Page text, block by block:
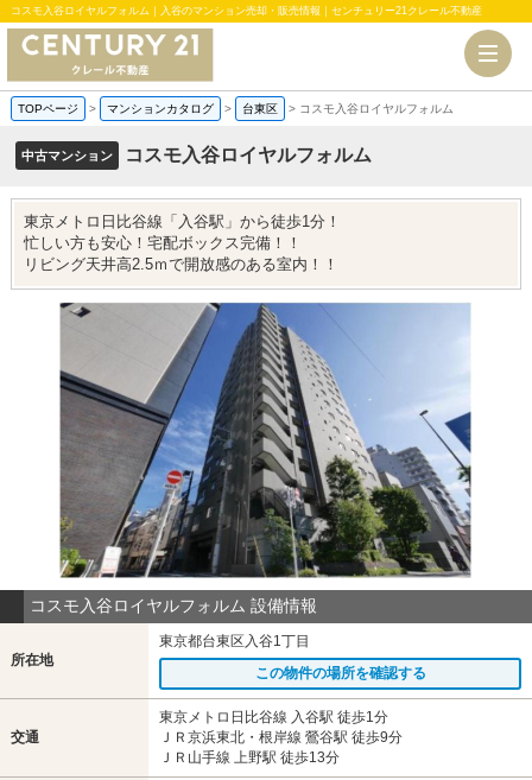
コスモ入谷ロイヤルフォルム｜入谷のマンション売却・販売情報｜センチュリー21クレール不動産
TOPページ > マンションカタログ > 台東区 > コスモ入谷ロイヤルフォルム
中古マンション コスモ入谷ロイヤルフォルム
東京メトロ日比谷線「入谷駅」から徒歩1分！
忙しい方も安心！宅配ボックス完備！！
リビング天井高2.5ｍで開放感のある室内！！
コスモ入谷ロイヤルフォルム 設備情報
所在地
東京都台東区入谷1丁目
この物件の場所を確認する
交通
東京メトロ日比谷線 入谷駅 徒歩1分
ＪＲ京浜東北・根岸線 鶯谷駅 徒歩9分
ＪＲ山手線 上野駅 徒歩13分